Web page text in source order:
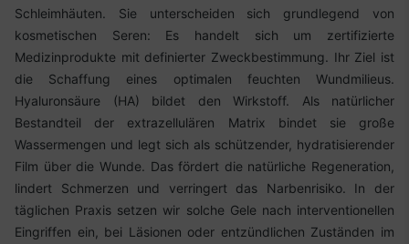
Schleimhäuten. Sie unterscheiden sich grundlegend von
kosmetischen Seren: Es handelt sich um zertifizierte
Medizinprodukte mit definierter Zweckbestimmung. Ihr Ziel ist
die Schaffung eines optimalen feuchten Wundmilieus.
Hyaluronsäure (HA) bildet den Wirkstoff. Als natürlicher
Bestandteil der extrazellulären Matrix bindet sie große
Wassermengen und legt sich als schützender, hydratisierender
Film über die Wunde. Das fördert die natürliche Regeneration,
lindert Schmerzen und verringert das Narbenrisiko. In der
täglichen Praxis setzen wir solche Gele nach interventionellen
Eingriffen ein, bei Läsionen oder entzündlichen Zuständen im